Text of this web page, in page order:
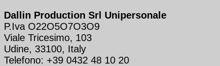
Dallin Production Srl Unipersonale
P.Iva O22O5O7O3O9
Viale Tricesimo, 103
Udine, 33100, Italy
Telefono: +39 0432 48 10 20